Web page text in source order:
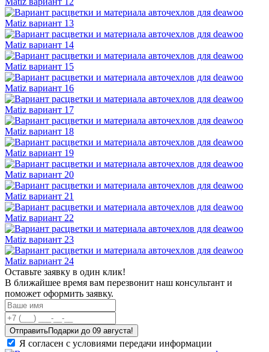
Оставьте заявку в один клик!
В ближайшее время вам перезвонит наш консультант и
поможет оформить заявку.
Отправить
Я согласен с условиями передачи информации